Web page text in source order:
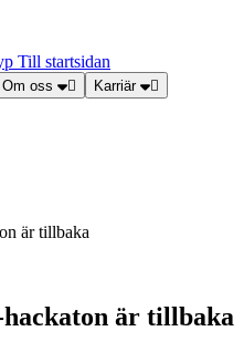
Till startsidan
Om oss Karriär
är tillbaka
är tillbaka